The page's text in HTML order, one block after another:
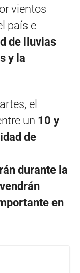
vientos
país e
de lluvias
y la
el
un 10 y
de
durante la
en